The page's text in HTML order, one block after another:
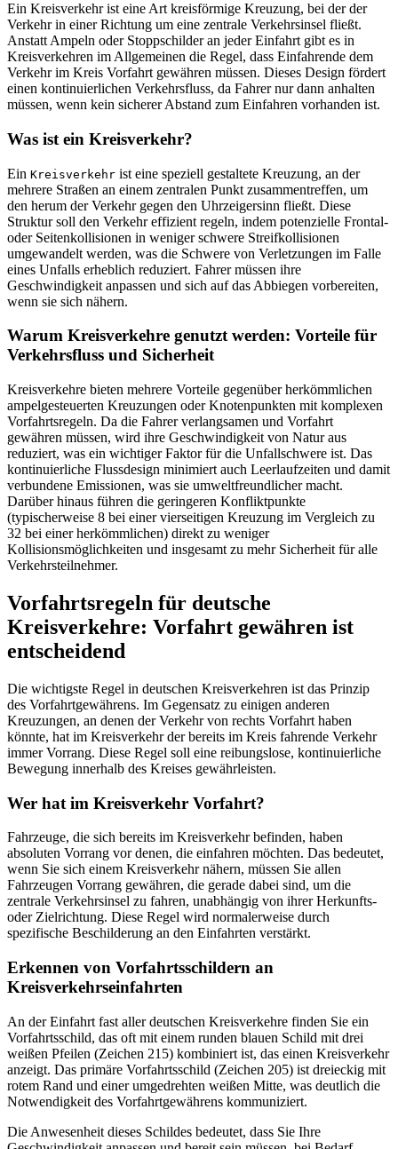
Ein Kreisverkehr ist eine Art kreisförmige Kreuzung, bei der der
Verkehr in einer Richtung um eine zentrale Verkehrsinsel fließt.
Anstatt Ampeln oder Stoppschilder an jeder Einfahrt gibt es in
Kreisverkehren im Allgemeinen die Regel, dass Einfahrende dem
Verkehr im Kreis Vorfahrt gewähren müssen. Dieses Design fördert
einen kontinuierlichen Verkehrsfluss, da Fahrer nur dann anhalten
müssen, wenn kein sicherer Abstand zum Einfahren vorhanden ist.
Was ist ein Kreisverkehr?
Ein Kreisverkehr ist eine speziell gestaltete Kreuzung, an der
mehrere Straßen an einem zentralen Punkt zusammentreffen, um
den herum der Verkehr gegen den Uhrzeigersinn fließt. Diese
Struktur soll den Verkehr effizient regeln, indem potenzielle Frontal-
oder Seitenkollisionen in weniger schwere Streifkollisionen
umgewandelt werden, was die Schwere von Verletzungen im Falle
eines Unfalls erheblich reduziert. Fahrer müssen ihre
Geschwindigkeit anpassen und sich auf das Abbiegen vorbereiten,
wenn sie sich nähern.
Warum Kreisverkehre genutzt werden: Vorteile für
Verkehrsfluss und Sicherheit
Kreisverkehre bieten mehrere Vorteile gegenüber herkömmlichen
ampelgesteuerten Kreuzungen oder Knotenpunkten mit komplexen
Vorfahrtsregeln. Da die Fahrer verlangsamen und Vorfahrt
gewähren müssen, wird ihre Geschwindigkeit von Natur aus
reduziert, was ein wichtiger Faktor für die Unfallschwere ist. Das
kontinuierliche Flussdesign minimiert auch Leerlaufzeiten und damit
verbundene Emissionen, was sie umweltfreundlicher macht.
Darüber hinaus führen die geringeren Konfliktpunkte
(typischerweise 8 bei einer vierseitigen Kreuzung im Vergleich zu
32 bei einer herkömmlichen) direkt zu weniger
Kollisionsmöglichkeiten und insgesamt zu mehr Sicherheit für alle
Verkehrsteilnehmer.
Vorfahrtsregeln für deutsche
Kreisverkehre: Vorfahrt gewähren ist
entscheidend
Die wichtigste Regel in deutschen Kreisverkehren ist das Prinzip
des Vorfahrtgewährens. Im Gegensatz zu einigen anderen
Kreuzungen, an denen der Verkehr von rechts Vorfahrt haben
könnte, hat im Kreisverkehr der bereits im Kreis fahrende Verkehr
immer Vorrang. Diese Regel soll eine reibungslose, kontinuierliche
Bewegung innerhalb des Kreises gewährleisten.
Wer hat im Kreisverkehr Vorfahrt?
Fahrzeuge, die sich bereits im Kreisverkehr befinden, haben
absoluten Vorrang vor denen, die einfahren möchten. Das bedeutet,
wenn Sie sich einem Kreisverkehr nähern, müssen Sie allen
Fahrzeugen Vorrang gewähren, die gerade dabei sind, um die
zentrale Verkehrsinsel zu fahren, unabhängig von ihrer Herkunfts-
oder Zielrichtung. Diese Regel wird normalerweise durch
spezifische Beschilderung an den Einfahrten verstärkt.
Erkennen von Vorfahrtsschildern an
Kreisverkehrseinfahrten
An der Einfahrt fast aller deutschen Kreisverkehre finden Sie ein
Vorfahrtsschild, das oft mit einem runden blauen Schild mit drei
weißen Pfeilen (Zeichen 215) kombiniert ist, das einen Kreisverkehr
anzeigt. Das primäre Vorfahrtsschild (Zeichen 205) ist dreieckig mit
rotem Rand und einer umgedrehten weißen Mitte, was deutlich die
Notwendigkeit des Vorfahrtgewährens kommuniziert.
Die Anwesenheit dieses Schildes bedeutet, dass Sie Ihre